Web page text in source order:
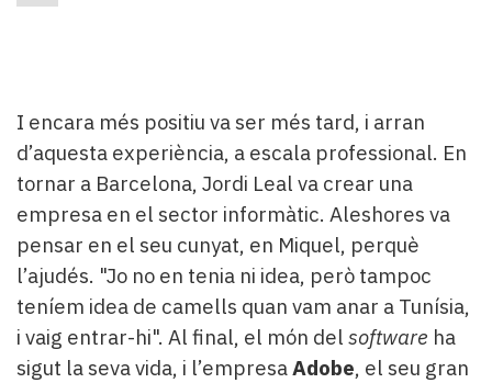
I encara més positiu va ser més tard, i arran
d’aquesta experiència, a escala professional. En
tornar a Barcelona, Jordi Leal va crear una
empresa en el sector informàtic. Aleshores va
pensar en el seu cunyat, en Miquel, perquè
l’ajudés. "Jo no en tenia ni idea, però tampoc
teníem idea de camells quan vam anar a Tunísia,
i vaig entrar-hi". Al final, el món del software ha
sigut la seva vida, i l’empresaAdobe, el seu gran